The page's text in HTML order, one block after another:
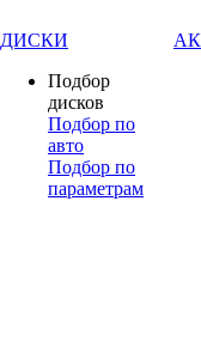
ДИСКИ
Подбор
дисков
Подбор по
авто
Подбор по
параметрам